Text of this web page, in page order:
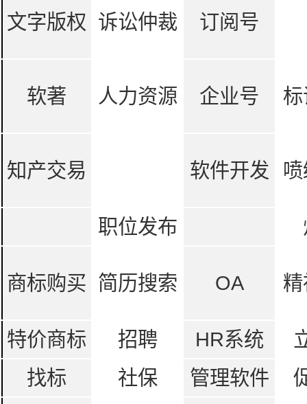
文字版权 诉讼仲裁 订阅号
软著 人力资源 企业号
知产交易 软件开发
职位发布
商标购买 简历搜索 OA
特价商标 招聘 HR系统
找标
社保 管理软件